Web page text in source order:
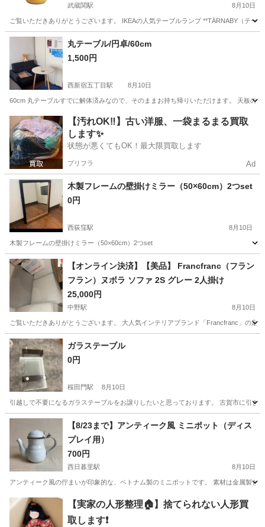
武蔵関駅 8月10日
ご覧いただきありがとうございます。 IKEAの人気テーブルランプ **TÄRNABY（テ
東京 武蔵野市 武蔵関駅 照明器具
丸テーブル/円卓/60cm
1,500円
西新宿五丁目駅 8月10日
60cm 丸テーブルすでに解体済みなので、そのままお持ち帰りいただけます。 天板の
東京 新宿区 西新宿五丁目駅 テーブル 円卓
【汚れOK‼️】古い洋服、一袋まるまる買取
します✨
状態が悪くてもOK！最大限買取します
プリフラ Ad
木製フレームの壁掛けミラー（50×60cm）2つset
0円
西荻窪駅 8月10日
木製フレームの壁掛けミラー（50×60cm）2つset
東京 千代田区 西荻窪駅 ミラー/鏡
【オンライン決済】【美品】 Francfranc（フラン
フラン）ヌボラ ソファ 2S グレー 2人掛け
25,000円
中野駅 8月10日
ご覧いただきありがとうございます。 大人気インテリアブランド「Francfranc」の
東京 中野区 中野駅 ソファ
ガラステーブル
0円
桜田門駅 8月10日
引越しで不要になるガラステーブルをお譲りしたいと思っております。 古賀市に引
東京 千代田区 桜田門駅 ガラス
【8/23まで】アンティーク風 ミニポット（ディス
プレイ用）
700円
西日暮里駅 8月10日
アンティーク風の佇まいが印象的な、ベトナム製のミニポットです。 素材は金属製
東京 台東区 西日暮里駅 インテリア雑貨/小物
【実家の人形整理🏠】捨てられない人形買
取します❗️